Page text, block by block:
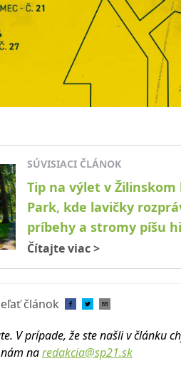
SÚVISIACI ČLÁNOK
Tip na výlet v Žilinskom
Park, kde lavičky
príbehy a stromy píšu
Čítajte viac>
článok
V prípade, že ste našli v článku
naredakcia@sp21.sk